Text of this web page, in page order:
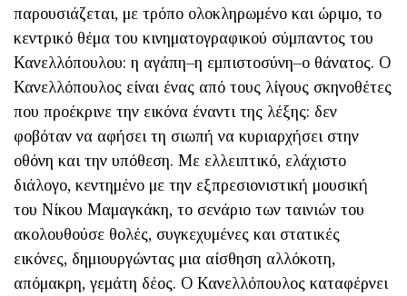
παρουσιάζεται, με τρόπο ολοκληρωμένο και ώριμο, το
κεντρικό θέμα του κινηματογραφικού σύμπαντος του
Κανελλόπουλου: η αγάπη–­η εμπιστοσύνη–ο θάνατος. Ο
Κανελλόπουλος είναι ένας από τους λίγους σκηνοθέτες
που προέκρινε την εικόνα έναντι της λέξης: δεν
φοβόταν να αφήσει τη σιωπή να κυριαρχήσει στην
οθόνη και την υπόθεση. Με ελλειπτικό, ελάχιστο
διάλογο, κεντημένο με την εξπρεσιονιστική μουσική
του Νίκου Μαμαγκάκη, το σενάριο των ταινιών του
ακολουθούσε θολές, συγκεχυμένες και στατικές
εικόνες, δημιουργώντας μια αίσθηση αλλό­κοτη,
απόμακρη, γεμάτη δέος. Ο Κανελλόπουλος καταφέρνει